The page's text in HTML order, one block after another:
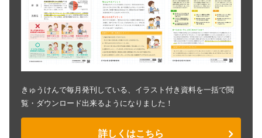
きゅうけんで毎月発刊している、イラスト付き資料を一括で閲
覧・ダウンロード出来るようになりました！
詳しくはこちら